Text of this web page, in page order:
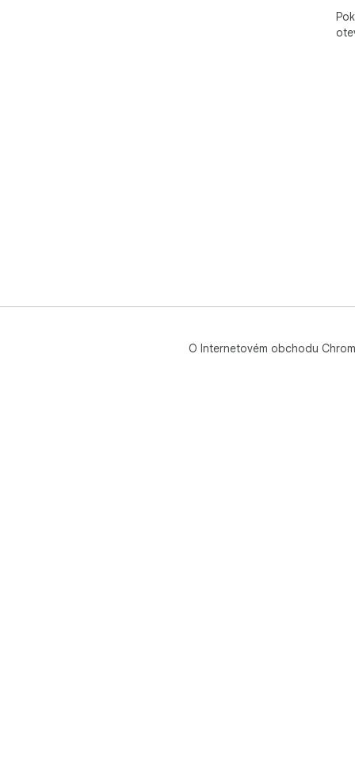
O Internetovém obchodu